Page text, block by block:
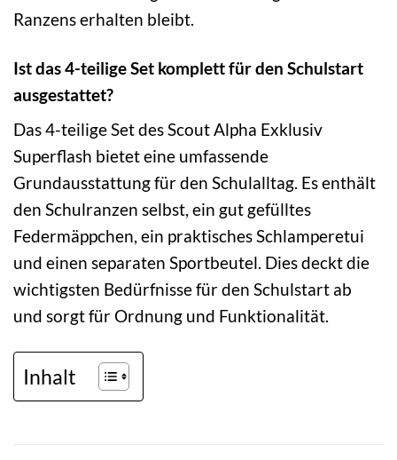
Ranzens erhalten bleibt.
Ist das 4-teilige Set komplett für den Schulstart
ausgestattet?
Das 4-teilige Set des Scout Alpha Exklusiv
Superflash bietet eine umfassende
Grundausstattung für den Schulalltag. Es enthält
den Schulranzen selbst, ein gut gefülltes
Federmäppchen, ein praktisches Schlamperetui
und einen separaten Sportbeutel. Dies deckt die
wichtigsten Bedürfnisse für den Schulstart ab
und sorgt für Ordnung und Funktionalität.
Inhalt